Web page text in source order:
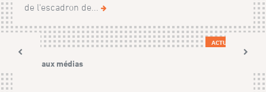
de l'escadron de...
ACTUALITÉS
Avis aux médias